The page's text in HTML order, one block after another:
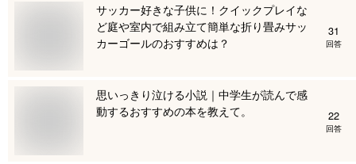
サッカー好きな子供に！クイックプレイな
ど庭や室内で組み立て簡単な折り畳みサッ
カーゴールのおすすめは？
31
回答
思いっきり泣ける小説｜中学生が読んで感
動するおすすめの本を教えて。
22
回答